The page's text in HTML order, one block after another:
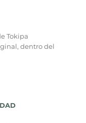
Tokipa
dentro del